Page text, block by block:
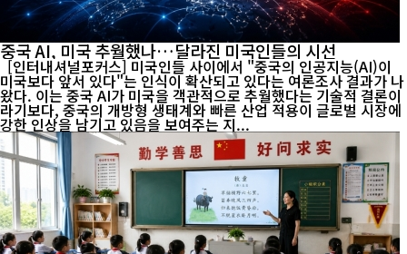
중국 AI, 미국 추월했나…달라진 미국인들의 시선
[인터내셔널포커스] 미국인들 사이에서 "중국의 인공지능(AI)이
미국보다 앞서 있다"는 인식이 확산되고 있다는 여론조사 결과가 나
왔다. 이는 중국 AI가 미국을 객관적으로 추월했다는 기술적 결론이
라기보다, 중국의 개방형 생태계와 빠른 산업 적용이 글로벌 시장에
강한 인상을 남기고 있음을 보여주는 지...